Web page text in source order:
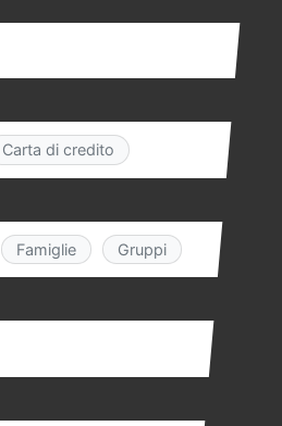
Carta di credito
Famiglie Gruppi